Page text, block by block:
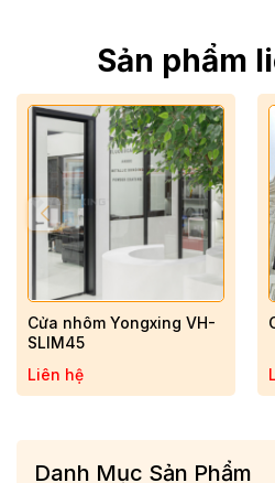
JBHome – Đơn vị thi công
chính hãng tại Nghệ An – Hà
Là đơn vịphân phối và thi công
, JBHome sử dụng hệ máy
thuật tay nghề cao, đảm bảo:
✅ Lắp đặt đúng kỹ thuật, vận
✅ Cam kết nhôm Yongxing
✅ Bảo hành dài hạn, hỗ trợ bảo
✅ Giá cạnh tranh, tối ưu chi phí
Sản phẩm
Cửa nhôm Yongxing VH-
SLIM45
Liên hệ
Danh Mục Sản Phẩm